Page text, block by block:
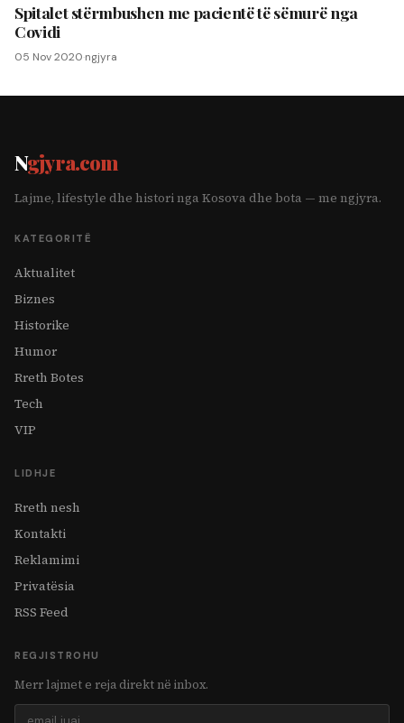
Spitalet stërmbushen me pacientë të sëmurë nga
Covidi
05 Nov 2020·ngjyra
Ngjyra.com
Lajme, lifestyle dhe histori nga Kosova dhe bota — me ngjyra.
KATEGORITË
Aktualitet
Biznes
Historike
Humor
Rreth Botes
Tech
VIP
LIDHJE
Rreth nesh
Kontakti
Reklamimi
Privatësia
RSS Feed
REGJISTROHU
Merr lajmet e reja direkt në inbox.